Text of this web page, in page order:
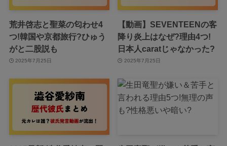
荒井啓志と聖菜の匂わせ4
つ!韓国や京都旅行?ひゅう
がと二股説も
2025年7月25日
【動画】SEVENTEENの客
降り炎上はなぜ?理由4つ!
日本人caratじゃなかった?
2025年7月25日